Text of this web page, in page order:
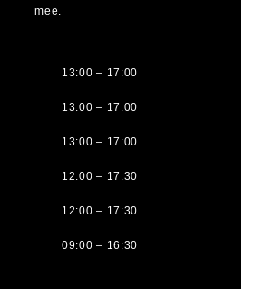
mee.
13:00 – 17:00
13:00 – 17:00
13:00 – 17:00
12:00 – 17:30
12:00 – 17:30
09:00 – 16:30